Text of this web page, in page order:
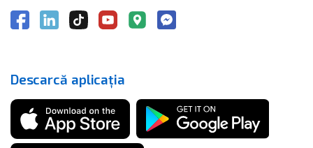
Descarcă aplicația